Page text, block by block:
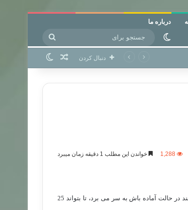
درباره ما
تغییر پوسته
برای دنبال کردن نوشته تصادفی
1,288 خواندن این مطلب 1 دقیقه زمان میبرد
ترکیه از زمان آغاز حوادث خونین در لیبی بخاطر شهروندان ترک که در لیبی کار می کنند در حالت آماده باش به سر می برد، تا بتواند 25